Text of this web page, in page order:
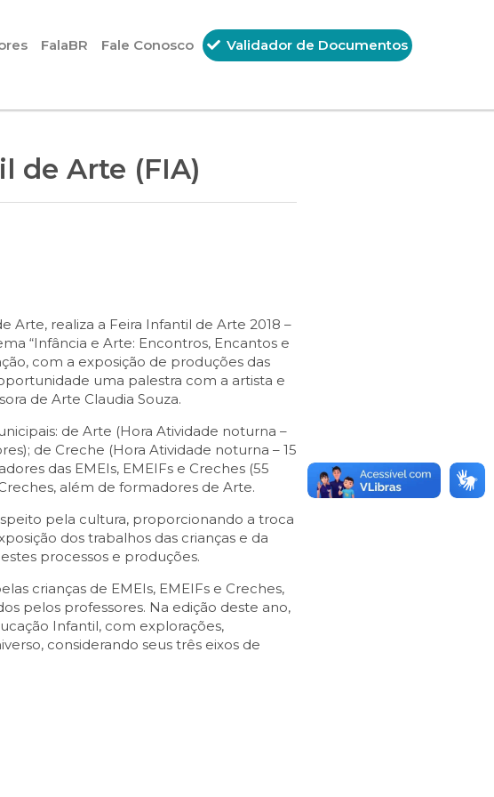
FalaBR Fale Conosco Validador de Documentos
de Arte (FIA)
Arte, realiza a Feira Infantil de Arte 2018 –
“Infância e Arte: Encontros, Encantos e
com a exposição de produções das
uma palestra com a artista e
de Arte Claudia Souza.
de Arte (Hora Atividade noturna –
de Creche (Hora Atividade noturna – 15
das EMEIs, EMEIFs e Creches (55
além de formadores de Arte.
pela cultura, proporcionando a troca
dos trabalhos das crianças e da
processos e produções.
crianças de EMEIs, EMEIFs e Creches,
pelos professores. Na edição deste ano,
Infantil, com explorações,
considerando seus três eixos de